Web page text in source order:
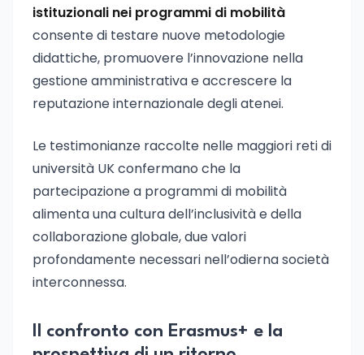
istituzionali nei programmi di mobilità
consente di testare nuove metodologie
didattiche, promuovere l’innovazione nella
gestione amministrativa e accrescere la
reputazione internazionale degli atenei.
Le testimonianze raccolte nelle maggiori reti di
università UK confermano che la
partecipazione a programmi di mobilità
alimenta una cultura dell’inclusività e della
collaborazione globale, due valori
profondamente necessari nell’odierna società
interconnessa.
Il confronto con Erasmus+ e la